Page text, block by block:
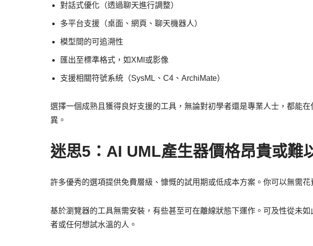
對話式優化（透過聊天進行調整）
多平台支援（桌面、網頁、聊天機器人）
模型間的可追溯性
匯出至標準格式，如XMI或影像
支援相關符號系統（SysML、C4、ArchiMate）
選擇一個成熟且獲得良好支援的工具，無論對初學者還是專業人士，都能
異。
迷思5：AI UML產生器價格昂貴或難
許多優秀的選項提供免費層級、慷慨的試用期或低成本方案。你可以無需花
基於瀏覽器的工具無需安裝，有些甚至可在離線狀態下運作。可及性從未
者或任何想試水溫的人。